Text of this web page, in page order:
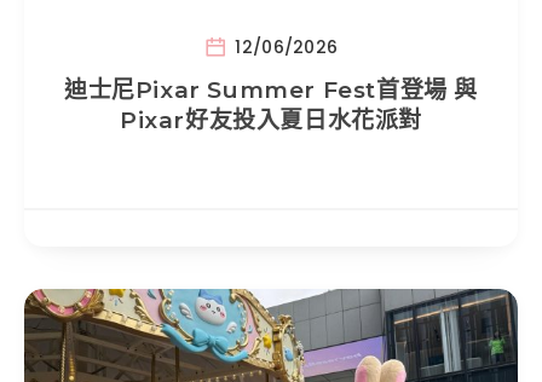
12/06/2026
迪士尼Pixar Summer Fest首登場 與
Pixar好友投入夏日水花派對